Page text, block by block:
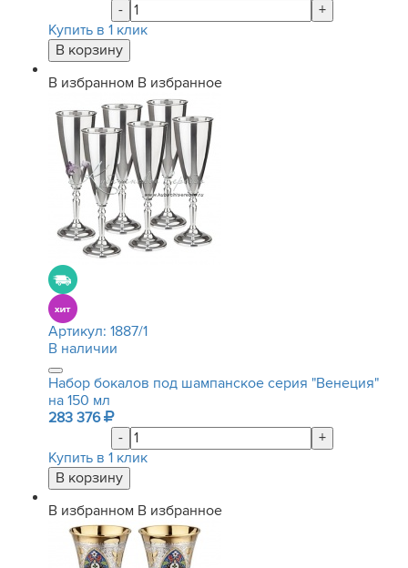
-
+
Купить в 1 клик
В избранном В избранное
Артикул: 1887/1
В наличии
Набор бокалов под шампанское серия "Венеция"
на 150 мл
283 376
-
+
Купить в 1 клик
В избранном В избранное